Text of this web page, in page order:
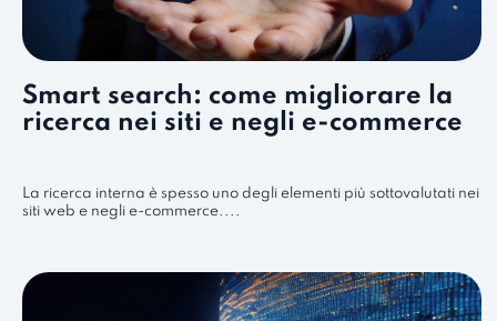
Smart search: come migliorare la
ricerca nei siti e negli e-commerce
La ricerca interna è spesso uno degli elementi più sottovalutati nei
siti web e negli e-commerce....